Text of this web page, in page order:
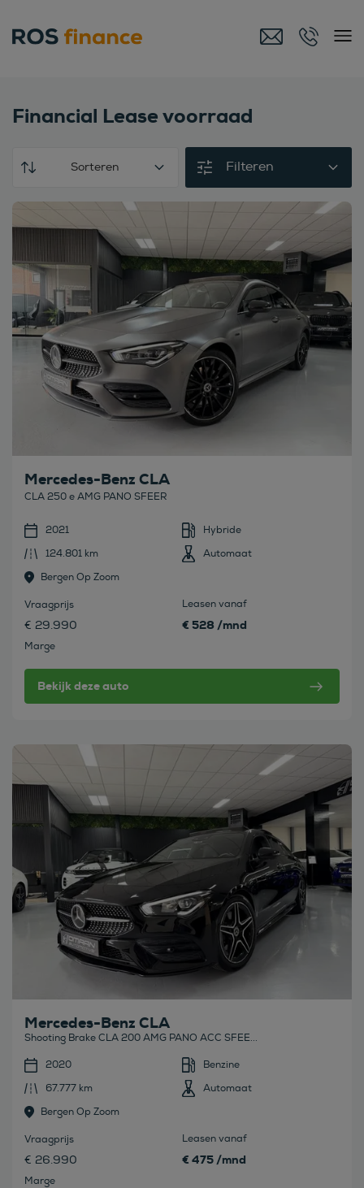
Financial Lease voorraad
Sorteren Filteren
Mercedes-Benz CLA
CLA 250 e AMG PANO SFEER
2021
Hybride
124.801 km
Automaat
Bergen Op Zoom
Vraagprijs
€ 29.990
Marge
Leasen vanaf
€ 528 /mnd
Bekijk deze auto
Bekijk deze auto
Mercedes-Benz CLA
Shooting Brake CLA 200 AMG PANO ACC SFEE...
2020
Benzine
67.777 km
Automaat
Bergen Op Zoom
Vraagprijs
€ 26.990
Marge
Leasen vanaf
€ 475 /mnd